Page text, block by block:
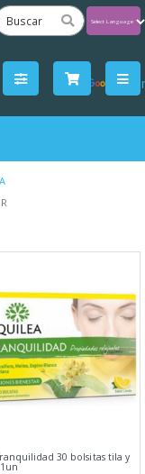
by
30 bolsitas tila y